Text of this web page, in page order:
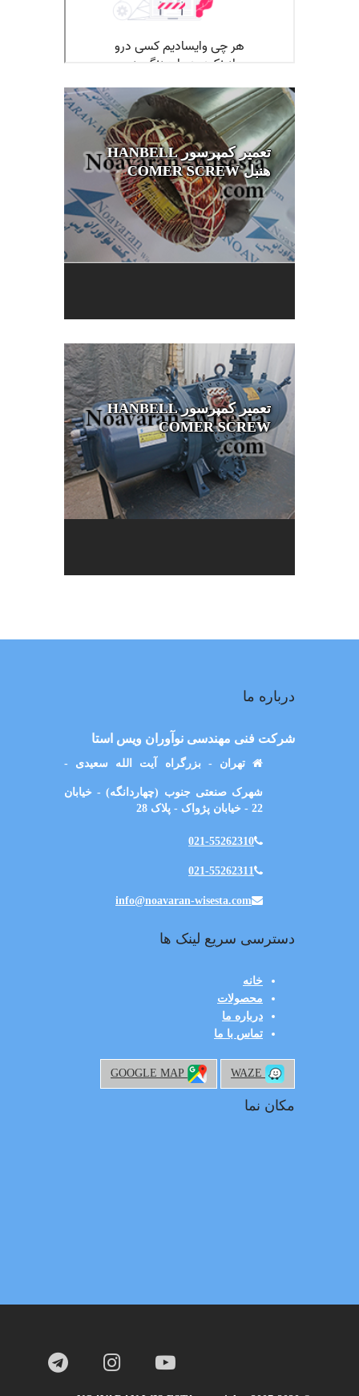
تعمیر کمپرسور HANBELL
هنبل COMER SCREW
تعمیر کمپرسور HANBELL
COMER SCREW
درباره ما
شرکت فنی مهندسی نوآوران ویس استا
تهران - بزرگراه آیت الله سعیدی -
شهرک صنعتی جنوب (چهاردانگه) - خیابان
22 - خیابان پژواک - پلاک 28
021-55262310
021-55262311
info@noavaran-wisesta.com
دسترسی سریع لینک ها
خانه
محصولات
درباره ما
تماس با ما
مکان نما